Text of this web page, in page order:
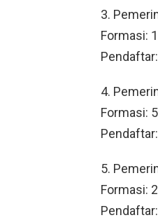
3.
Formasi:
4.
Formasi:
5.
Formasi: